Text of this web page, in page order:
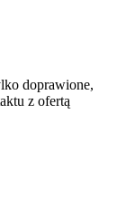
doprawione,
z ofertą